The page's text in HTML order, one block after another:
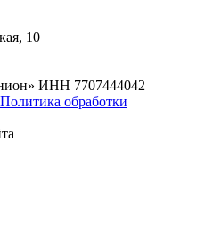
10
ИНН 7707444042
Политика обработки